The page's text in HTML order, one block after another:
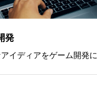
発
イディアをゲーム開発に